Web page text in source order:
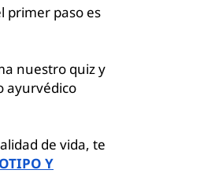
primer paso es
nuestro quiz y
ayurvédico
de vida, te
Y